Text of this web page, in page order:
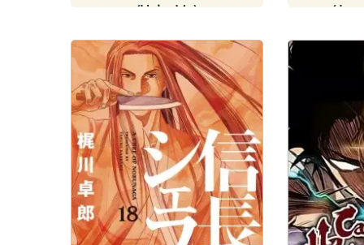
(Help. Me)